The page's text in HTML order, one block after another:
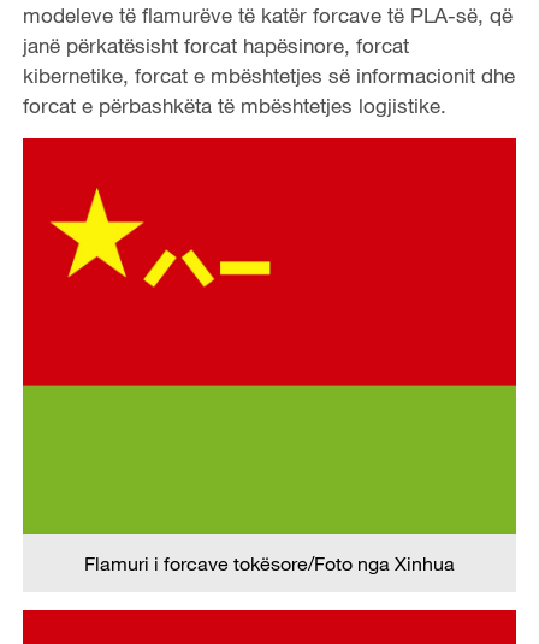
modeleve të flamurëve të katër forcave të PLA-së, që
janë përkatësisht forcat hapësinore, forcat
kibernetike, forcat e mbështetjes së informacionit dhe
forcat e përbashkëta të mbështetjes logjistike.
Flamuri i forcave tokësore/Foto nga Xinhua